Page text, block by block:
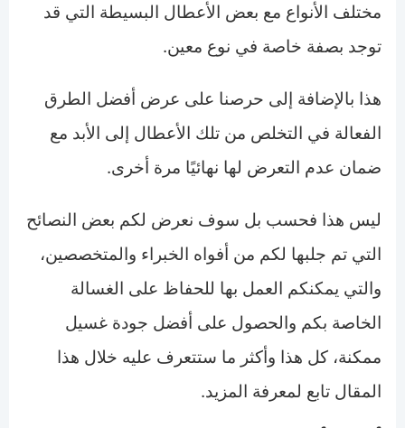
مختلف الأنواع مع بعض الأعطال البسيطة التي قد
توجد بصفة خاصة في نوع معين.
هذا بالإضافة إلى حرصنا على عرض أفضل الطرق
الفعالة في التخلص من تلك الأعطال إلى الأبد مع
ضمان عدم التعرض لها نهائيًا مرة أخرى.
ليس هذا فحسب بل سوف نعرض لكم بعض النصائح
التي تم جلبها لكم من أفواه الخبراء والمتخصصين،
والتي يمكنكم العمل بها للحفاظ على الغسالة
الخاصة بكم والحصول على أفضل جودة غسيل
ممكنة، كل هذا وأكثر ما ستتعرف عليه خلال هذا
المقال تابع لمعرفة المزيد.